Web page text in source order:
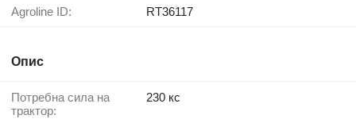
Agroline ID: RT36117
Опис
Потребна сила на
трактор:
230 кс